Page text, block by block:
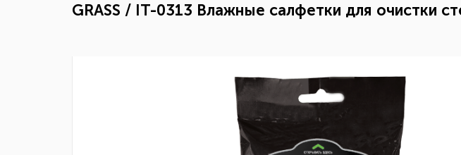
GRASS / IT-0313 Влажные салфетки для очистки